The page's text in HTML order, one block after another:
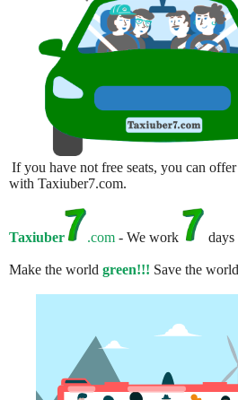
If you have not free seats, you can
with Taxiuber7.com.
Taxiuber .com - We work days
Make the world green!!! Save the